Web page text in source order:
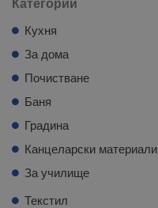
Категории
Кухня
За дома
Почистване
Баня
Градина
Канцеларски материали
За училище
Текстил